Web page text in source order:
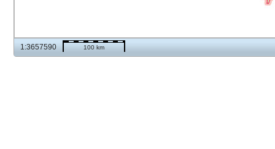
1:3657590 100 km